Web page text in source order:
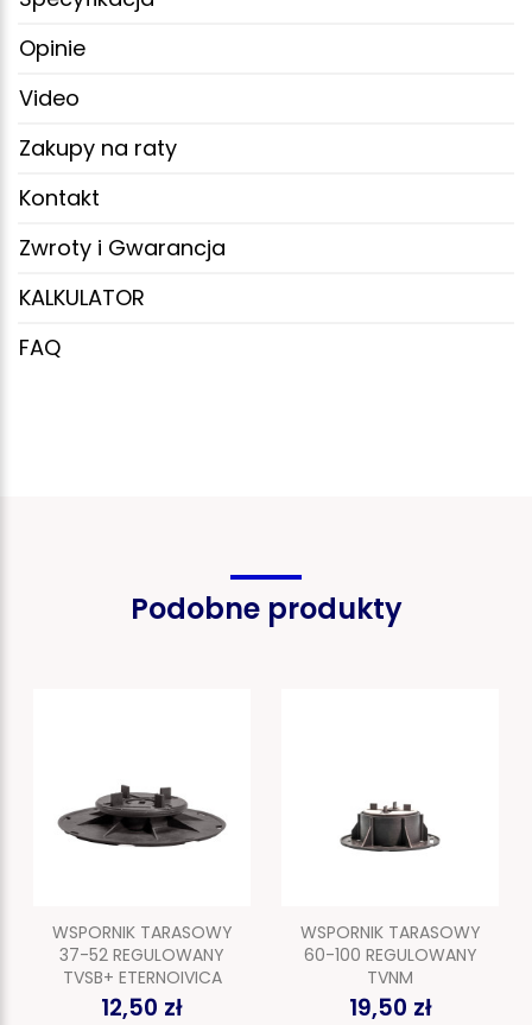
Opinie
Video
Zakupy na raty
Kontakt
Zwroty i Gwarancja
KALKULATOR
FAQ
Podobne produkty
WSPORNIK TARASOWY
37-52 REGULOWANY
TVSB+ ETERNOIVICA
12,50 zł
WSPORNIK TARASOWY
60-100 REGULOWANY
TVNM
19,50 zł